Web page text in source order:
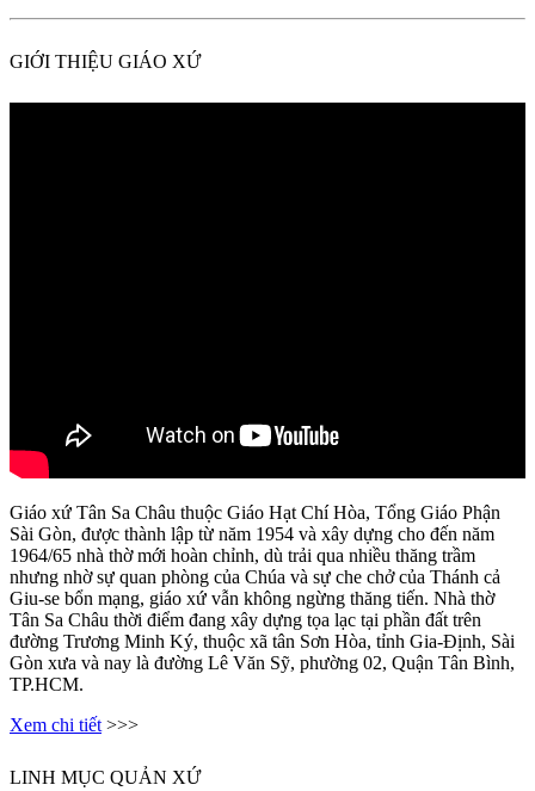
GIỚI THIỆU GIÁO XỨ
Giáo xứ Tân Sa Châu thuộc Giáo Hạt Chí Hòa, Tổng Giáo Phận
Sài Gòn, được thành lập từ năm 1954 và xây dựng cho đến năm
1964/65 nhà thờ mới hoàn chỉnh, dù trải qua nhiều thăng trầm
nhưng nhờ sự quan phòng của Chúa và sự che chở của Thánh cả
Giu-se bổn mạng, giáo xứ vẫn không ngừng thăng tiến. Nhà thờ
Tân Sa Châu thời điểm đang xây dựng tọa lạc tại phần đất trên
đường Trương Minh Ký, thuộc xã tân Sơn Hòa, tỉnh Gia-Định, Sài
Gòn xưa và nay là đường Lê Văn Sỹ, phường 02, Quận Tân Bình,
TP.HCM.
Xem chi tiết >>>
LINH MỤC QUẢN XỨ